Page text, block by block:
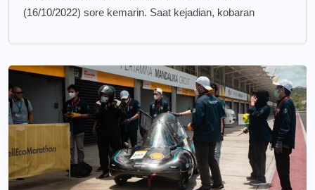
(16/10/2022) sore kemarin. Saat kejadian, kobaran